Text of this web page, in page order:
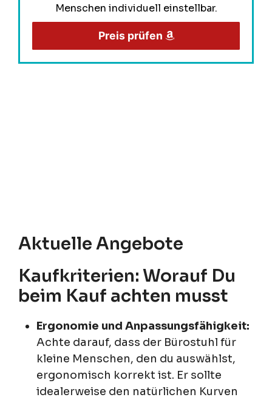
Menschen individuell einstellbar.
Preis prüfen
Aktuelle Angebote
Kaufkriterien: Worauf Du
beim Kauf achten musst
Ergonomie und Anpassungsfähigkeit:
Achte darauf, dass der Bürostuhl für
kleine Menschen, den du auswählst,
ergonomisch korrekt ist. Er sollte
idealerweise den natürlichen Kurven